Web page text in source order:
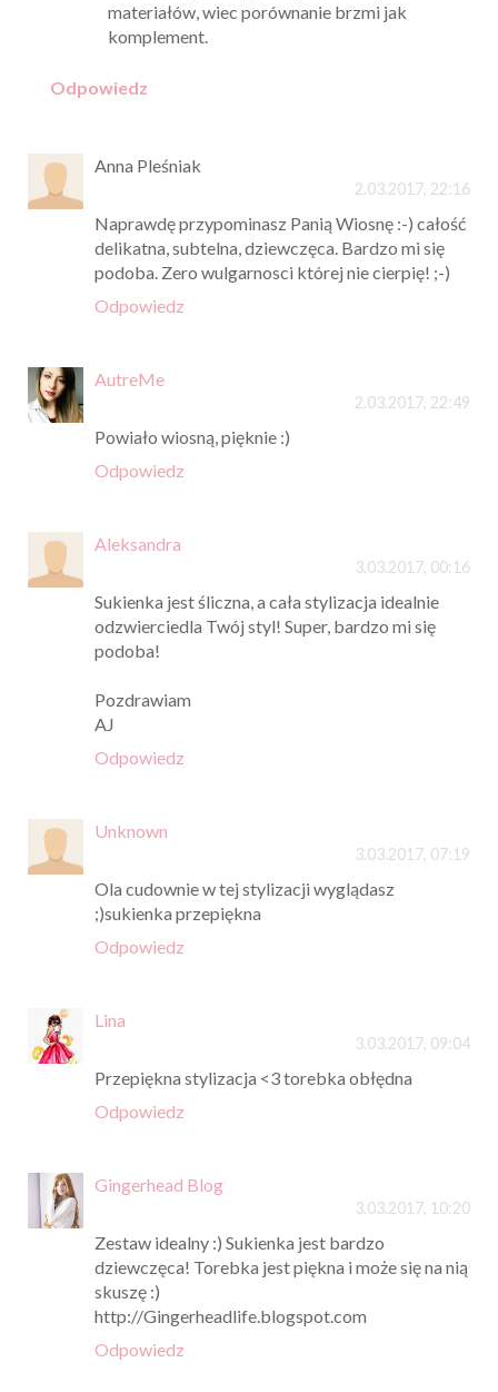
materiałów, wiec porównanie brzmi jak
komplement.
Odpowiedz
Anna Pleśniak
2.03.2017, 22:16
Naprawdę przypominasz Panią Wiosnę :-) całość
delikatna, subtelna, dziewczęca. Bardzo mi się
podoba. Zero wulgarnosci której nie cierpię! ;-)
Odpowiedz
AutreMe
2.03.2017, 22:49
Powiało wiosną, pięknie :)
Odpowiedz
Aleksandra
3.03.2017, 00:16
Sukienka jest śliczna, a cała stylizacja idealnie
odzwierciedla Twój styl! Super, bardzo mi się
podoba!
Pozdrawiam
AJ
Odpowiedz
Unknown
3.03.2017, 07:19
Ola cudownie w tej stylizacji wyglądasz
;)sukienka przepiękna
Odpowiedz
Lina
3.03.2017, 09:04
Przepiękna stylizacja <3 torebka obłędna
Odpowiedz
Gingerhead Blog
3.03.2017, 10:20
Zestaw idealny :) Sukienka jest bardzo
dziewczęca! Torebka jest piękna i może się na nią
skuszę :)
http://Gingerheadlife.blogspot.com
Odpowiedz